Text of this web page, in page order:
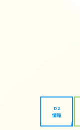
D2
情報